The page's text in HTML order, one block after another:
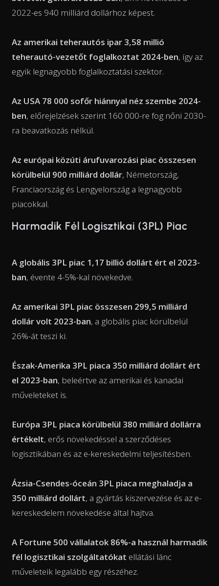
2022-es 940 milliárd dollárhoz képest.
Az amerikai teherautós ipar 3,58 millió
teherautó-vezetőt foglalkoztat 2024-ben, így az
egyik legnagyobb foglalkoztatási szektor.
Az USA 78 000 sofőr hiánnyal néz szembe 2024-
ben, előrejelzések szerint 160 000-re fog nőni 2030-
ra beavatkozás nélkül.
Az európai közúti árufuvarozási piac összesen
körülbelül 900 milliárd dollár, Németország,
Franciaország és Lengyelország a legnagyobb
piacokkal.
Harmadik Fél Logisztikai (3PL) Piac
A globális 3PL piac 1,17 billió dollárt ért el 2023-
ban, évente 4-5%-kal növekedve.
Az amerikai 3PL piac összesen 299,5 milliárd
dollár volt 2023-ban, a globális piac körülbelül
26%-át teszi ki.
Észak-Amerika 3PL piaca 350 milliárd dollárt ért
el 2023-ban, beleértve az amerikai és kanadai
műveleteket is.
Európa 3PL piaca körülbelül 380 milliárd dollárra
értékelt, erős növekedéssel a szerződéses
logisztikában és az e-kereskedelmi teljesítésben.
Ázsia-Csendes-óceán 3PL piaca meghaladja a
350 milliárd dollárt, a gyártás kiszervezése és az e-
kereskedelem növekedése által hajtva.
A Fortune 500 vállalatok 86%-a használ harmadik
fél logisztikai szolgáltatókat ellátási lánc
műveleteik legalább egy részéhez.